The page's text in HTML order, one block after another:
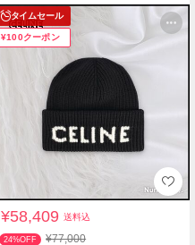
タイムセール
¥100クーポン
¥58,409送料込
24%OFF ¥77,000